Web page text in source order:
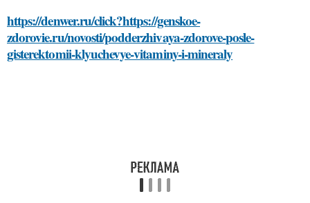
https://denwer.ru/click?https://genskoe-
zdorovie.ru/novosti/podderzhivaya-zdorove-posle-
gisterektomii-klyuchevye-vitaminy-i-mineraly